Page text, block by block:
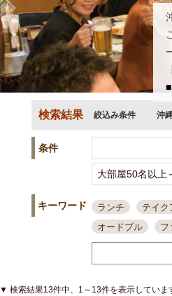
検索結果 絞込み条件 沖
条件
キーワード ランチ テイク
オードブル
フ
接待・会食
ち
結婚式二次会
▼ 検索結果13件中、1～13件を表示していま